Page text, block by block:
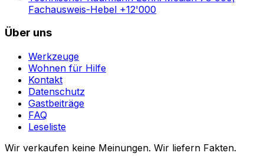
Fachausweis-Hebel +12'000
Über uns
Werkzeuge
Wohnen für Hilfe
Kontakt
Datenschutz
Gastbeiträge
FAQ
Leseliste
Wir verkaufen keine Meinungen. Wir liefern Fakten.